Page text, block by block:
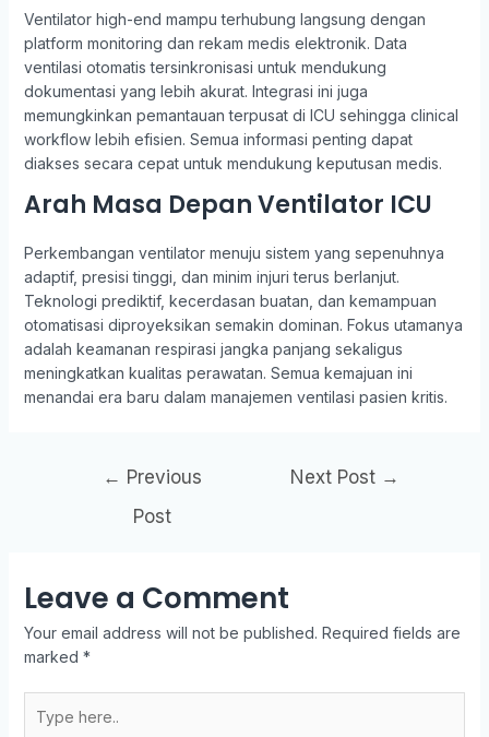
Ventilator high-end mampu terhubung langsung dengan
platform monitoring dan rekam medis elektronik. Data
ventilasi otomatis tersinkronisasi untuk mendukung
dokumentasi yang lebih akurat. Integrasi ini juga
memungkinkan pemantauan terpusat di ICU sehingga clinical
workflow lebih efisien. Semua informasi penting dapat
diakses secara cepat untuk mendukung keputusan medis.
Arah Masa Depan Ventilator ICU
Perkembangan ventilator menuju sistem yang sepenuhnya
adaptif, presisi tinggi, dan minim injuri terus berlanjut.
Teknologi prediktif, kecerdasan buatan, dan kemampuan
otomatisasi diproyeksikan semakin dominan. Fokus utamanya
adalah keamanan respirasi jangka panjang sekaligus
meningkatkan kualitas perawatan. Semua kemajuan ini
menandai era baru dalam manajemen ventilasi pasien kritis.
navigation
← Previous
Post
Next Post →
Leave a Comment
Your email address will not be published. Required fields are
marked *
here..